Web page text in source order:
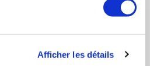
Afficher les détails